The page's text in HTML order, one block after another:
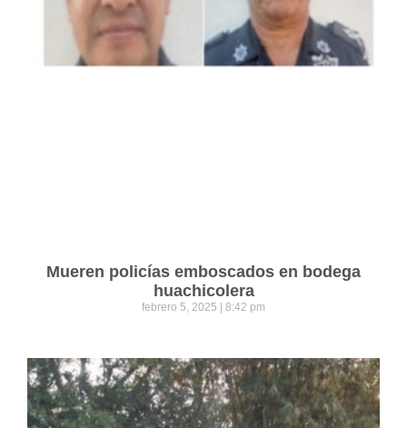
Mueren policías emboscados en bodega
huachicolera
febrero 5, 2025 8:42 pm